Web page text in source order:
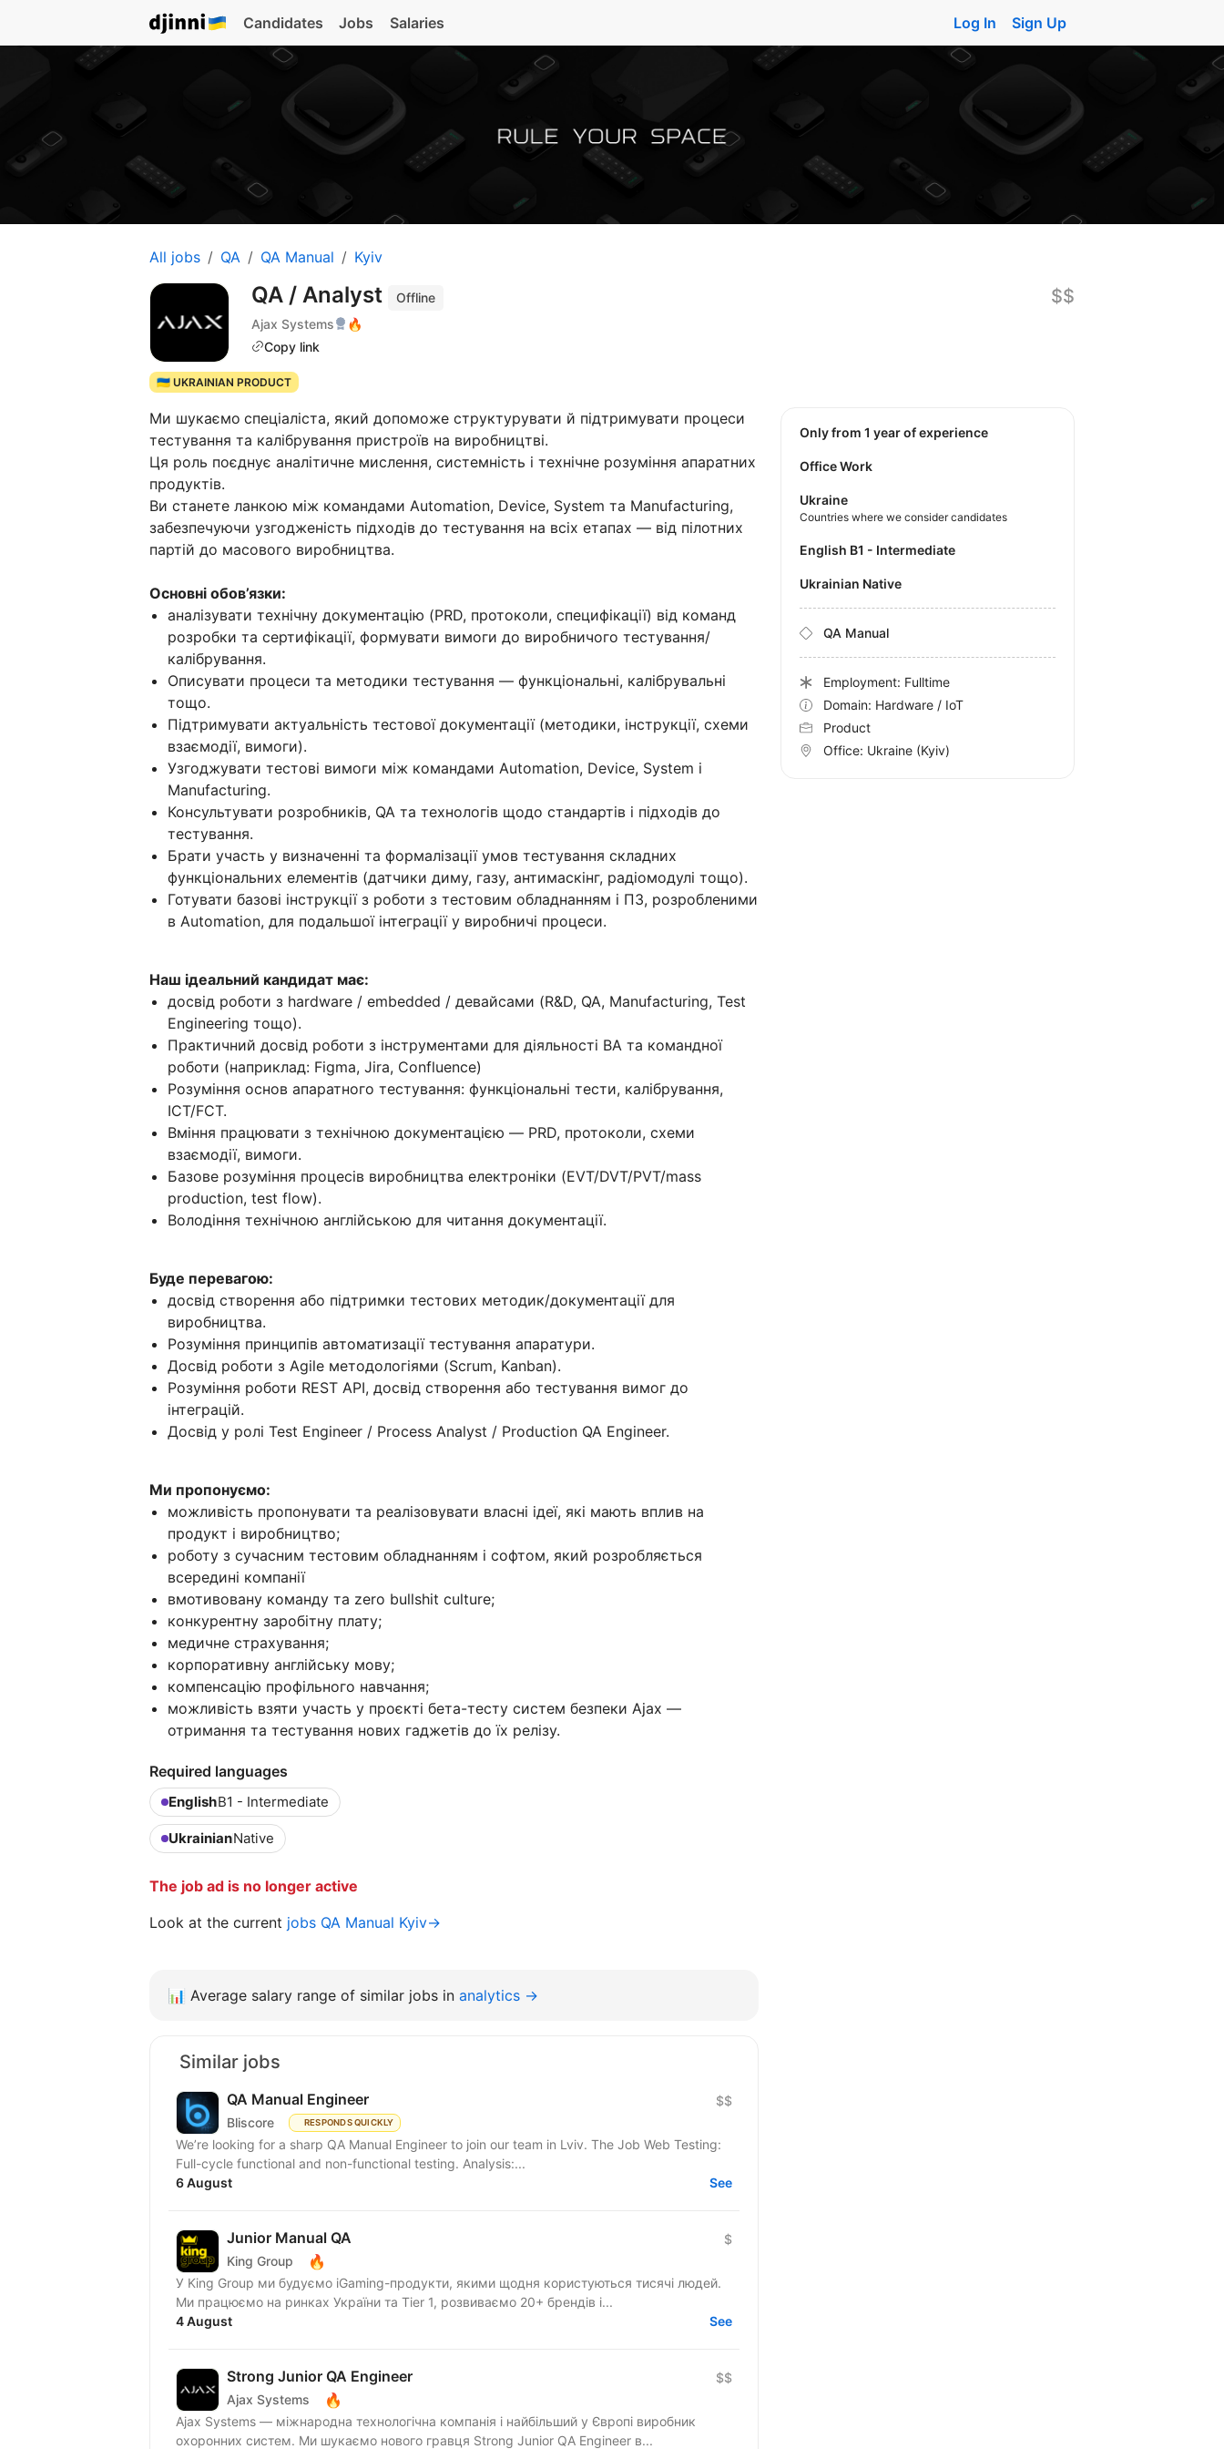
Candidates Jobs Salaries Log In Sign Up
All jobs QA QA Manual Kyiv
QA / Analyst
Offline
Ajax Systems
🔥
Copy link
$$
🇺🇦 UKRAINIAN PRODUCT
Ми шукаємо спеціаліста, який допоможе структурувати й підтримувати процеси
тестування та калібрування пристроїв на виробництві.
Ця роль поєднує аналітичне мислення, системність і технічне розуміння апаратних
продуктів.
Ви станете ланкою між командами Automation, Device, System та Manufacturing,
забезпечуючи узгодженість підходів до тестування на всіх етапах — від пілотних
партій до масового виробництва.
Основні обов’язки:
аналізувати технічну документацію (PRD, протоколи, специфікації) від команд
розробки та сертифікації, формувати вимоги до виробничого тестування/
калібрування.
Описувати процеси та методики тестування — функціональні, калібрувальні
тощо.
Підтримувати актуальність тестової документації (методики, інструкції, схеми
взаємодії, вимоги).
Узгоджувати тестові вимоги між командами Automation, Device, System і
Manufacturing.
Консультувати розробників, QA та технологів щодо стандартів і підходів до
тестування.
Брати участь у визначенні та формалізації умов тестування складних
функціональних елементів (датчики диму, газу, антимаскінг, радіомодулі тощо).
Готувати базові інструкції з роботи з тестовим обладнанням і ПЗ, розробленими
в Automation, для подальшої інтеграції у виробничі процеси.
Наш ідеальний кандидат має:
досвід роботи з hardware / embedded / девайсами (R&D, QA, Manufacturing, Test
Engineering тощо).
Практичний досвід роботи з інструментами для діяльності ВА та командної
роботи (наприклад: Figma, Jira, Confluence)
Розуміння основ апаратного тестування: функціональні тести, калібрування,
ICT/FCT.
Вміння працювати з технічною документацією — PRD, протоколи, схеми
взаємодії, вимоги.
Базове розуміння процесів виробництва електроніки (EVT/DVT/PVT/mass
production, test flow).
Володіння технічною англійською для читання документації.
Буде перевагою:
досвід створення або підтримки тестових методик/документації для
виробництва.
Розуміння принципів автоматизації тестування апаратури.
Досвід роботи з Agile методологіями (Scrum, Kanban).
Розуміння роботи REST API, досвід створення або тестування вимог до
інтеграцій.
Досвід у ролі Test Engineer / Process Analyst / Production QA Engineer.
Ми пропонуємо:
можливість пропонувати та реалізовувати власні ідеї, які мають вплив на
продукт і виробництво;
роботу з сучасним тестовим обладнанням і софтом, який розробляється
всередині компанії
вмотивовану команду та zero bullshit culture;
конкурентну заробітну плату;
медичне страхування;
корпоративну англійську мову;
компенсацію профільного навчання;
можливість взяти участь у проєкті бета-тесту систем безпеки Ajax —
отримання та тестування нових гаджетів до їх релізу.
Required languages
EnglishB1 - Intermediate
UkrainianNative
The job ad is no longer active
Look at the current jobs QA Manual Kyiv→
Only from 1 year of experience
Office Work
Ukraine
Countries where we consider candidates
English B1 - Intermediate
Ukrainian Native
QA Manual
Employment: Fulltime
Domain: Hardware / IoT
Product
Office: Ukraine (Kyiv)
📊 Average salary range of similar jobs in analytics →
Similar jobs
QA Manual Engineer
Bliscore RESPONDS QUICKLY
$$
We’re looking for a sharp QA Manual Engineer to join our team in Lviv. The Job Web Testing:
Full-cycle functional and non-functional testing. Analysis:...
6 August
See
Junior Manual QA
King Group 🔥
$
У King Group ми будуємо iGaming-продукти, якими щодня користуються тисячі людей.
Ми працюємо на ринках України та Tier 1, розвиваємо 20+ брендів і...
4 August
See
Strong Junior QA Engineer
Ajax Systems 🔥
$$
Ajax Systems — міжнародна технологічна компанія і найбільший у Європі виробник
охоронних систем. Ми шукаємо нового гравця Strong Junior QA Engineer в...